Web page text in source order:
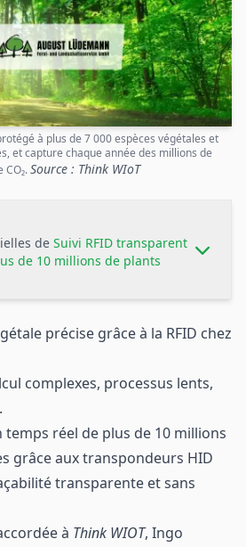
à plus de 7 000 espèces végétales et
et capture chaque année des millions de
CO₂.Source : Think WIoT
de Suivi RFID transparent
de 10 millions de plants
précise grâce à la RFID chez
complexes, processus lents,
réel de plus de 10 millions
grâce aux transpondeurs HID
transparente et sans
à Think WIOT, Ingo